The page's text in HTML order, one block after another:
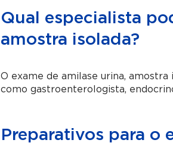
Qual especialista
amostra isolada?
O exame de amilase urina,
como gastroenterologista,
Preparativos para o